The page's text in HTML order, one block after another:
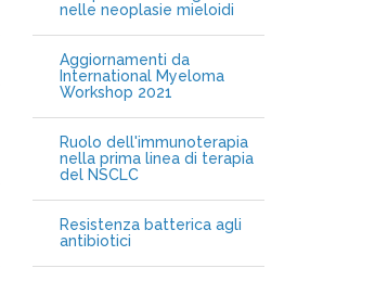
nelle neoplasie mieloidi
Aggiornamenti da
International Myeloma
Workshop 2021
Ruolo dell'immunoterapia
nella prima linea di terapia
del NSCLC
Resistenza batterica agli
antibiotici